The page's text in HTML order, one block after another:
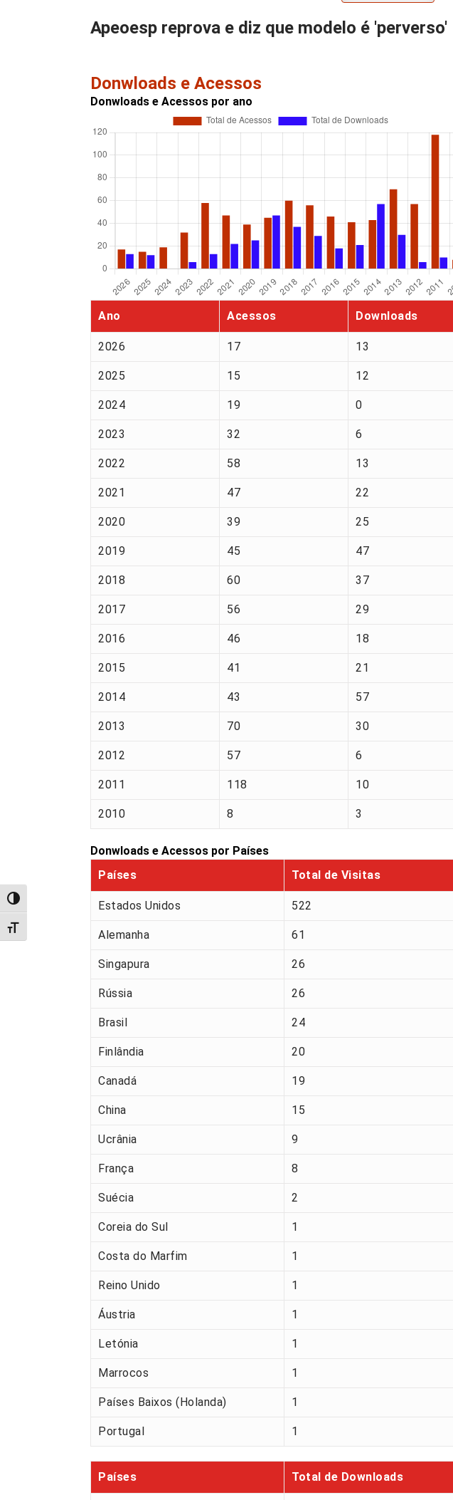
Alternar alto contraste
Alternar tamanho da fonte
Apeoesp reprova e diz que modelo é 'perverso'
Donwloads e Acessos
Donwloads e Acessos por ano
Ano Acessos Downloads
2026 17 13
2025 15 12
2024 19 0
2023 32 6
2022 58 13
2021 47 22
2020 39 25
2019 45 47
2018 60 37
2017 56 29
2016 46 18
2015 41 21
2014 43 57
2013 70 30
2012 57 6
2011 118 10
2010 8 3
Donwloads e Acessos por Países
Países
Total de Visitas
Estados Unidos 522
Alemanha 61
Singapura 26
Rússia 26
Brasil 24
Finlândia 20
Canadá 19
China 15
Ucrânia 9
França 8
Suécia 2
Coreia do Sul 1
Costa do Marfim 1
Reino Unido 1
Áustria 1
Letónia 1
Marrocos 1
Países Baixos (Holanda) 1
Portugal 1
Países Total de Downloads